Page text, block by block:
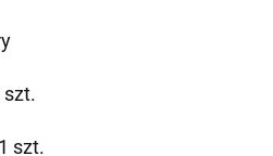
szt.
szt.